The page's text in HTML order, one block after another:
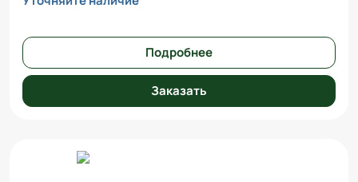
Подробнее
Заказать